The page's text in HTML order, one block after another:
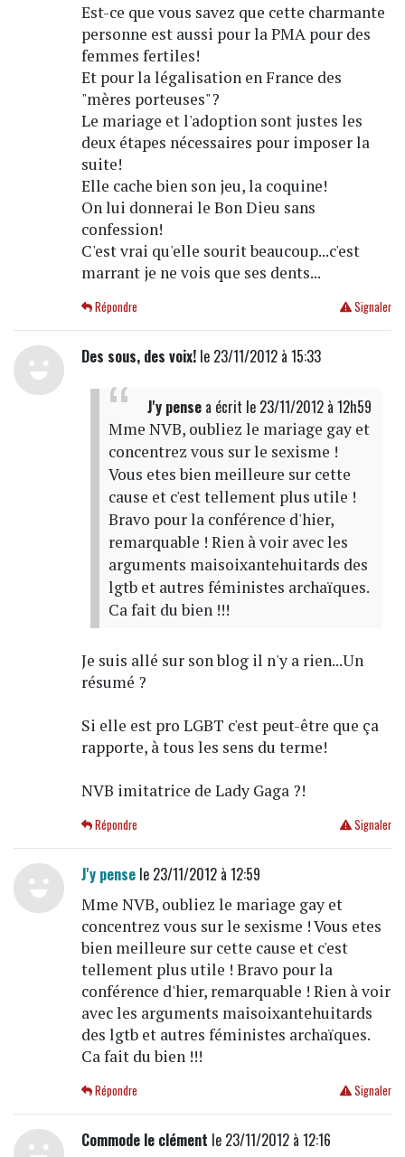
Est-ce que vous savez que cette charmante
personne est aussi pour la PMA pour des
femmes fertiles!
Et pour la légalisation en France des
"mères porteuses"?
Le mariage et l'adoption sont justes les
deux étapes nécessaires pour imposer la
suite!
Elle cache bien son jeu, la coquine!
On lui donnerai le Bon Dieu sans
confession!
C'est vrai qu'elle sourit beaucoup...c'est
marrant je ne vois que ses dents...
Signaler
Répondre
Des sous, des voix!le 23/11/2012 à 15:33
J'y pensea écrit le 23/11/2012 à 12h59
Mme NVB, oubliez le mariage gay et
concentrez vous sur le sexisme !
Vous etes bien meilleure sur cette
cause et c'est tellement plus utile !
Bravo pour la conférence d'hier,
remarquable ! Rien à voir avec les
arguments maisoixantehuitards des
lgtb et autres féministes archaïques.
Ca fait du bien !!!
Je suis allé sur son blog il n'y a rien...Un
résumé ?
Si elle est pro LGBT c'est peut-être que ça
rapporte, à tous les sens du terme!
NVB imitatrice de Lady Gaga ?!
Signaler
Répondre
J'y pensele 23/11/2012 à 12:59
Mme NVB, oubliez le mariage gay et
concentrez vous sur le sexisme ! Vous etes
bien meilleure sur cette cause et c'est
tellement plus utile ! Bravo pour la
conférence d'hier, remarquable ! Rien à voir
avec les arguments maisoixantehuitards
des lgtb et autres féministes archaïques.
Ca fait du bien !!!
Signaler
Répondre
Commode le clément le 23/11/2012 à 12:16